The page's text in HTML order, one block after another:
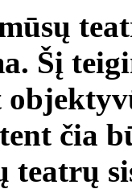
Šį
čia
teatrų